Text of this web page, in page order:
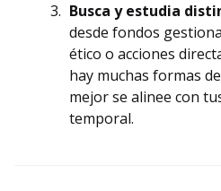
Busca y estudia
desde fondos
ético o acciones
hay muchas formas
mejor se alinee con
temporal.